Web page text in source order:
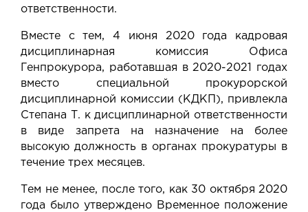
ответственности.
Вместе с тем, 4 июня 2020 года кадровая
дисциплинарная комиссия Офиса
Генпрокурора, работавшая в 2020-2021 годах
вместо специальной прокурорской
дисциплинарной комиссии (КДКП), привлекла
Степана Т. к дисциплинарной ответственности
в виде запрета на назначение на более
высокую должность в органах прокуратуры в
течение трех месяцев.
Тем не менее, после того, как 30 октября 2020
года было утверждено Временное положение